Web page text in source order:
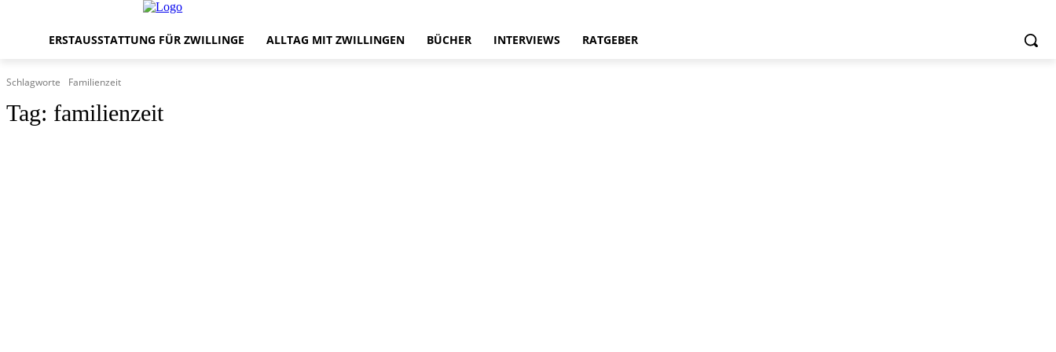
ERSTAUSSTATTUNG FÜR ZWILLINGE ALLTAG MIT ZWILLINGEN BÜCHER INTERVIEWS RATGEBER
Schlagworte Familienzeit
Tag: familienzeit